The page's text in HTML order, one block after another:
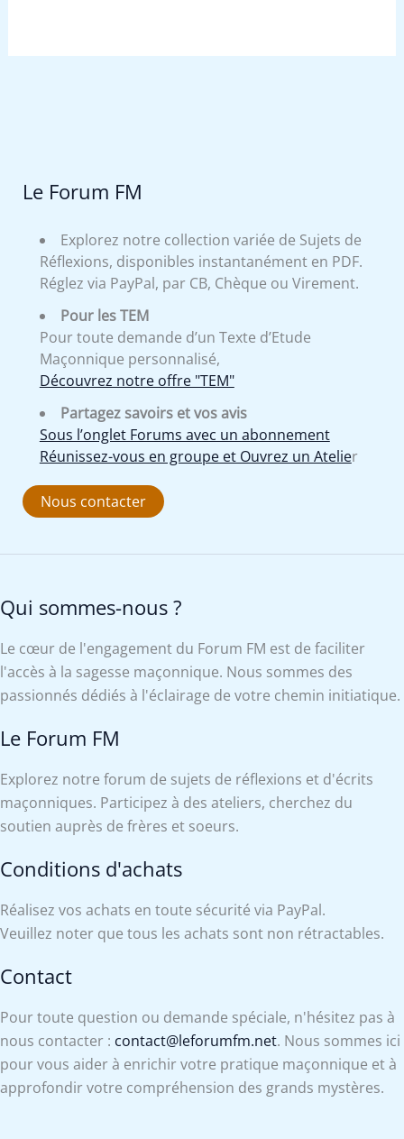
Le Forum FM
Explorez notre collection variée de Sujets de
Réflexions, disponibles instantanément en PDF.
Réglez via PayPal, par CB, Chèque ou Virement.
Pour les TEM
Pour toute demande d’un Texte d’Etude
Maçonnique personnalisé,
Découvrez notre offre "TEM"
Partagez savoirs et vos avis
Sous l’onglet Forums avec un abonnement
Réunissez-vous en groupe et Ouvrez un Atelier
Nous contacter
Qui sommes-nous ?
Le cœur de l'engagement du Forum FM est de faciliter
l'accès à la sagesse maçonnique. Nous sommes des
passionnés dédiés à l'éclairage de votre chemin initiatique.
Le Forum FM
Explorez notre forum de sujets de réflexions et d'écrits
maçonniques. Participez à des ateliers, cherchez du
soutien auprès de frères et soeurs.
Conditions d'achats
Réalisez vos achats en toute sécurité via PayPal.
Veuillez noter que tous les achats sont non rétractables.
Contact
Pour toute question ou demande spéciale, n'hésitez pas à
nous contacter : contact@leforumfm.net. Nous sommes ici
pour vous aider à enrichir votre pratique maçonnique et à
approfondir votre compréhension des grands mystères.